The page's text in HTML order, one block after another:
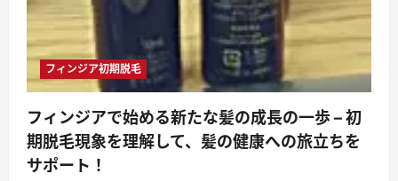
フィンジア初期脱毛
フィンジアで始める新たな髪の成長の一歩 – 初
期脱毛現象を理解して、髪の健康への旅立ちを
サポート！